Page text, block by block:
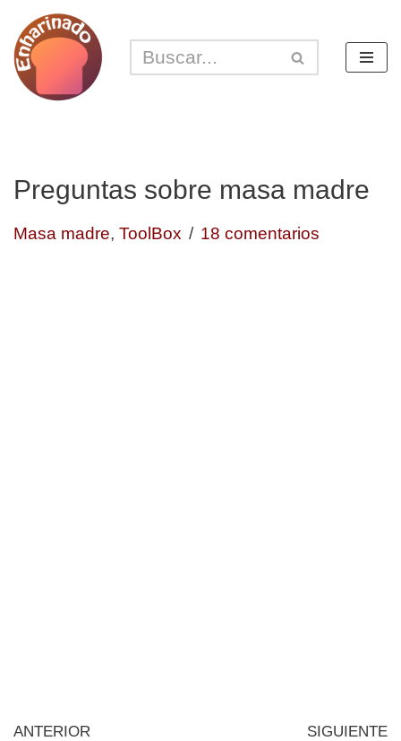
Saltar
al
Preguntas sobre masa madre
Masa madre, ToolBox 18 comentarios
ANTERIOR SIGUIENTE